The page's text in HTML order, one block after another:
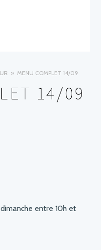
MENU COMPLET 14/09
14/09
entre 10h et